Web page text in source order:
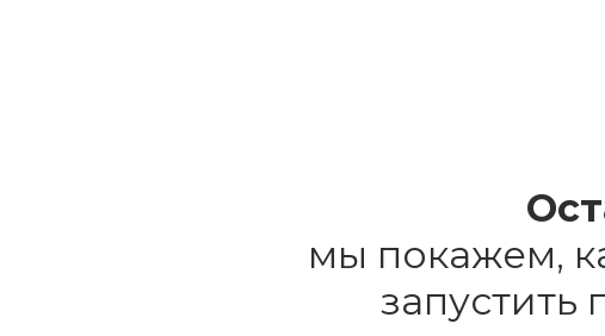
мы покажем,